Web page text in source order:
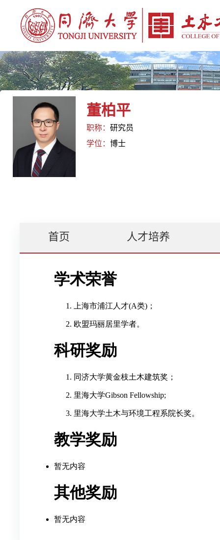
董柏平
职称：研究员
学位：博士
首页 人才培养